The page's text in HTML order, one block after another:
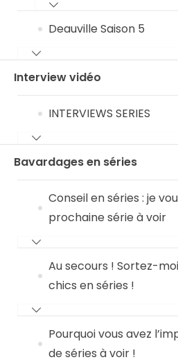
Deauville Saison 5
Interview vidéo
INTERVIEWS SERIES
Bavardages en séries
Conseil en séries : je
prochaine série à voir
Au secours ! Sortez-
chics en séries !
Pourquoi vous avez
de séries à voir !